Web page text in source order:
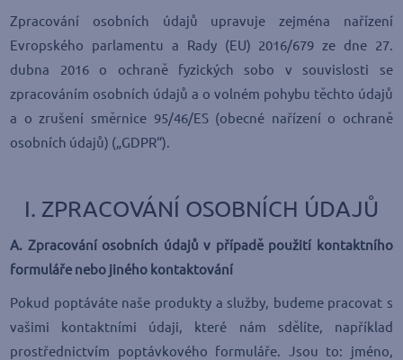
Zpracování osobních údajů upravuje zejména nařízení
Evropského parlamentu a Rady (EU) 2016/679 ze dne 27.
dubna 2016 o ochraně fyzických sobo v souvislosti se
zpracováním osobních údajů a o volném pohybu těchto údajů
a o zrušení směrnice 95/46/ES (obecné nařízení o ochraně
osobních údajů) („GDPR“).
I. ZPRACOVÁNÍ OSOBNÍCH ÚDAJŮ
A. Zpracování osobních údajů v případě použití kontaktního
formuláře nebo jiného kontaktování
Pokud poptáváte naše produkty a služby, budeme pracovat s
vašimi kontaktními údaji, které nám sdělíte, například
prostřednictvím poptávkového formuláře. Jsou to: jméno,